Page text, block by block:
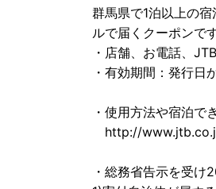
群馬県で1泊以上の
ルで届くクーポンです
・店舗、お電話、
・有効期間：発行日
・使用方法や宿泊で
http://
・総務省告示を受け